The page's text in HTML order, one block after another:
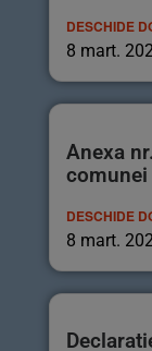
DESCHIDE
8 mart.
Anexa
DESCHIDE
8 mart.